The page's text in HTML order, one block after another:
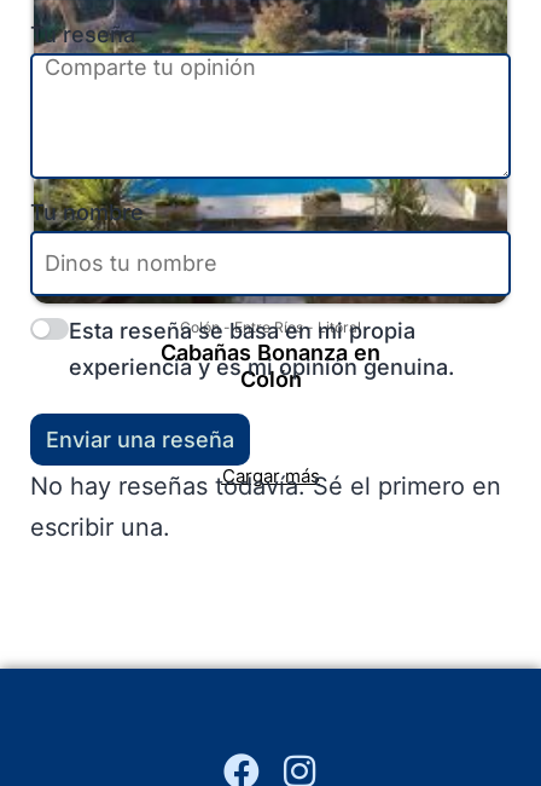
Colón-Entre Ríos- Litoral
Cabañas Bonanza en
Colón
Cargar más
Tu reseña
Tu nombre
Esta reseña se basa en mi propia
experiencia y es mi opinión genuina.
Enviar una reseña
No hay reseñas todavía. Sé el primero en
escribir una.